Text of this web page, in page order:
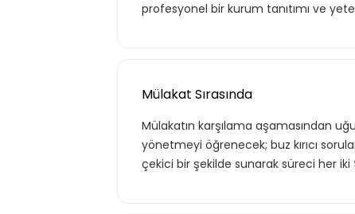
profesyonel bir kurum tanıtımı ve
Mülakat Sırasında
Mülakatın karşılama aşamasından
yönetmeyi öğrenecek; buz kırıcı
çekici bir şekilde sunarak süreci her
Teklif listende 50 adet